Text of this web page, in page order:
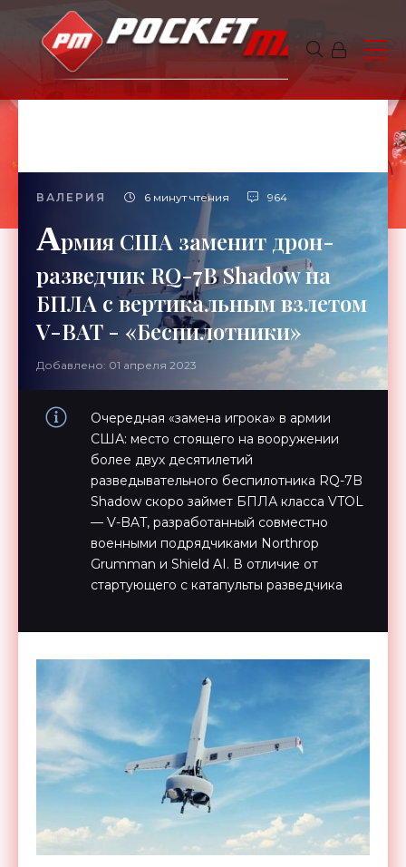
ВАЛЕРИЯ 6 минут чтения 964
Армия США заменит дрон-
разведчик RQ-7B Shadow на
БПЛА с вертикальным взлетом
V-BAT - «Беспилотники»
Добавлено: 01 апреля 2023
Очередная «замена игрока» в армии
США: место стоящего на вооружении
более двух десятилетий
разведывательного беспилотника RQ-7B
Shadow скоро займет БПЛА класса VTOL
— V-BAT, разработанный совместно
военными подрядчиками Northrop
Grumman и Shield AI. В отличие от
стартующего с катапульты разведчика